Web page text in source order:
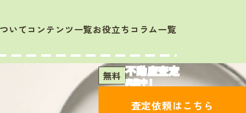
いてコンテンツ一覧お役立ちコラム一覧
無料 不動産査定
実施中！
査定依頼はこちら